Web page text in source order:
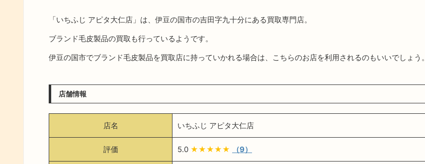
「いちふじ アピタ大仁店」は、伊豆の国市の吉田字九十分にある買取専門店。
ブランド毛皮製品の買取も行っているようです。
伊豆の国市でブランド毛皮製品を買取店に持っていかれる場合は、こちらのお店を利用されるのもいいでしょう。
店舗情報
店名 いちふじ アピタ大仁店
評価 5.0 ★★★★★ （9）